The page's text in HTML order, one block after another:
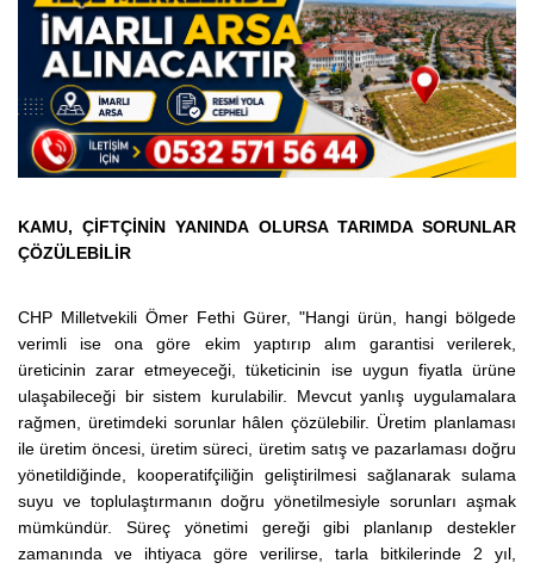
KAMU, ÇİFTÇİNİN YANINDA OLURSA TARIMDA SORUNLAR
ÇÖZÜLEBİLİR
CHP Milletvekili Ömer Fethi Gürer, "Hangi ürün, hangi bölgede
verimli ise ona göre ekim yaptırıp alım garantisi verilerek,
üreticinin zarar etmeyeceği, tüketicinin ise uygun fiyatla ürüne
ulaşabileceği bir sistem kurulabilir. Mevcut yanlış uygulamalara
rağmen, üretimdeki sorunlar hâlen çözülebilir. Üretim planlaması
ile üretim öncesi, üretim süreci, üretim satış ve pazarlaması doğru
yönetildiğinde, kooperatifçiliğin geliştirilmesi sağlanarak sulama
suyu ve toplulaştırmanın doğru yönetilmesiyle sorunları aşmak
mümkündür. Süreç yönetimi gereği gibi planlanıp destekler
zamanında ve ihtiyaca göre verilirse, tarla bitkilerinde 2 yıl,